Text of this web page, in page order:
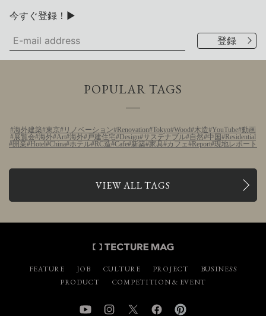
今すぐ登録！▶
POPULAR TAGS
海外建築 東京 リノベーション Renovation Tokyo Wood 木造 YouTube 動画
展覧会 海外 Art 海外 戸建住宅 Design サステナブル 自然 中国 Residential
開業 Hotel China ホテル RC造 Cafe 新築 家具 カフェ Report 現地レポート
VIEW ALL TAGS
FEATURE JOB CULTURE PROJECT
BUSINESS
PRODUCT
COMPETITION & EVENT
YouTube InstagramTwitter Facebook